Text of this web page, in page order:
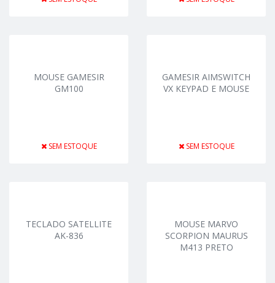
MOUSE GAMESIR
GM100
SEM ESTOQUE
GAMESIR AIMSWITCH
VX KEYPAD E MOUSE
SEM ESTOQUE
TECLADO SATELLITE
AK-836
MOUSE MARVO
SCORPION MAURUS
M413 PRETO